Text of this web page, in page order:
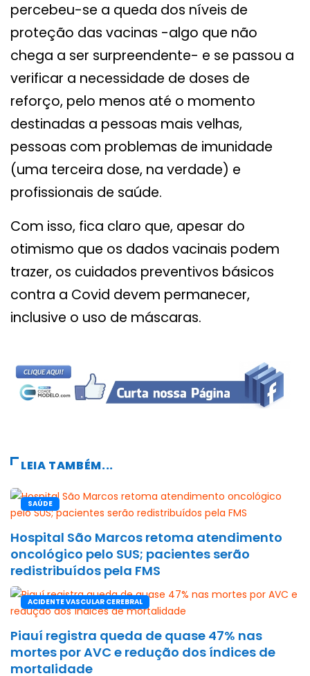
percebeu-se a queda dos níveis de
proteção das vacinas -algo que não
chega a ser surpreendente- e se passou a
verificar a necessidade de doses de
reforço, pelo menos até o momento
destinadas a pessoas mais velhas,
pessoas com problemas de imunidade
(uma terceira dose, na verdade) e
profissionais de saúde.
Com isso, fica claro que, apesar do
otimismo que os dados vacinais podem
trazer, os cuidados preventivos básicos
contra a Covid devem permanecer,
inclusive o uso de máscaras.
LEIA TAMBÉM...
SAÚDE
Hospital São Marcos retoma atendimento
oncológico pelo SUS; pacientes serão
redistribuídos pela FMS
ACIDENTE VASCULAR CEREBRAL
Piauí registra queda de quase 47% nas
mortes por AVC e redução dos índices de
mortalidade